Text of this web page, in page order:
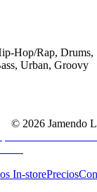
Hop/Rap, Drums,
Urban, Groovy
© 2026 Jamendo
In-storePrecios